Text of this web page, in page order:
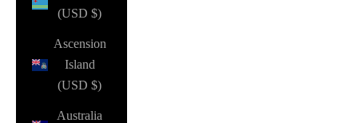
(USD $)
Ascension
Island
(USD $)
Australia